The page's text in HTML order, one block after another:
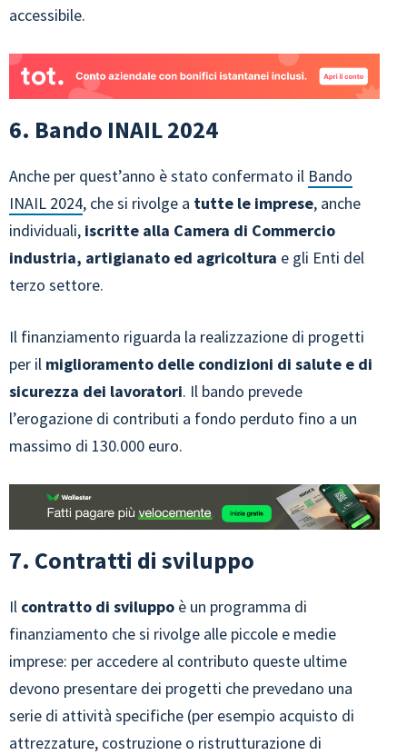
accessibile.
6. Bando INAIL 2024
Anche per quest’anno è stato confermato il Bando
INAIL 2024, che si rivolge a tutte le imprese, anche
individuali, iscritte alla Camera di Commercio
industria, artigianato ed agricoltura e gli Enti del
terzo settore.
Il finanziamento riguarda la realizzazione di progetti
per il miglioramento delle condizioni di salute e di
sicurezza dei lavoratori. Il bando prevede
l’erogazione di contributi a fondo perduto fino a un
massimo di 130.000 euro.
7. Contratti di sviluppo
Il contratto di sviluppo è un programma di
finanziamento che si rivolge alle piccole e medie
imprese: per accedere al contributo queste ultime
devono presentare dei progetti che prevedano una
serie di attività specifiche (per esempio acquisto di
attrezzature, costruzione o ristrutturazione di